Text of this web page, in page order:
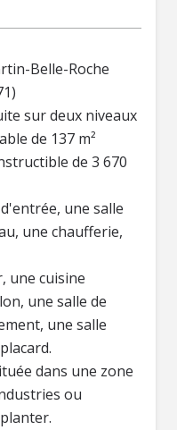
Belle-Roche
sur deux niveaux
de 137 m²
de 3 670
une salle
une chaufferie,
une cuisine
une salle de
une salle
dans une zone
ou